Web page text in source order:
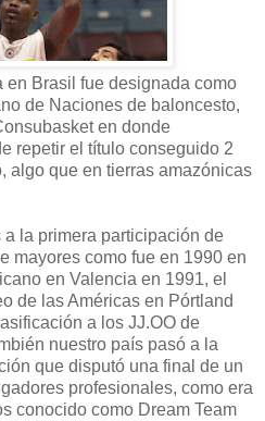
en Brasil fue designada como
de Naciones de baloncesto,
en donde
repetir el título conseguido 2
algo que en tierras amazónicas
la primera participación de
mayores como fue en 1990 en
en Valencia en 1991, el
de las Américas en Pórtland
a los JJ.OO de
nuestro país pasó a la
que disputó una final de un
profesionales, como era
conocido como Dream Team